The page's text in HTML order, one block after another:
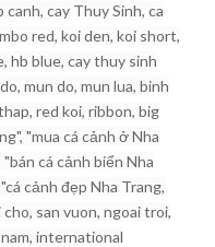
cay Thuy Sinh, ca
red, koi den, koi short,
hb blue, cay thuy sinh
mun do, mun lua, binh
red koi, ribbon, big
"mua cá cảnh ở Nha
cá cảnh biển Nha
cảnh đẹp Nha Trang,
san vuon, ngoai troi,
international